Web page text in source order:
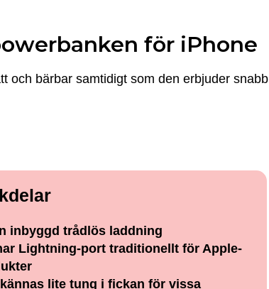
för iPhone
och bärbar samtidigt som den erbjuder snabb
inbyggd trådlös laddning
Lightning-port traditionellt för Apple-
lite tung i fickan för vissa